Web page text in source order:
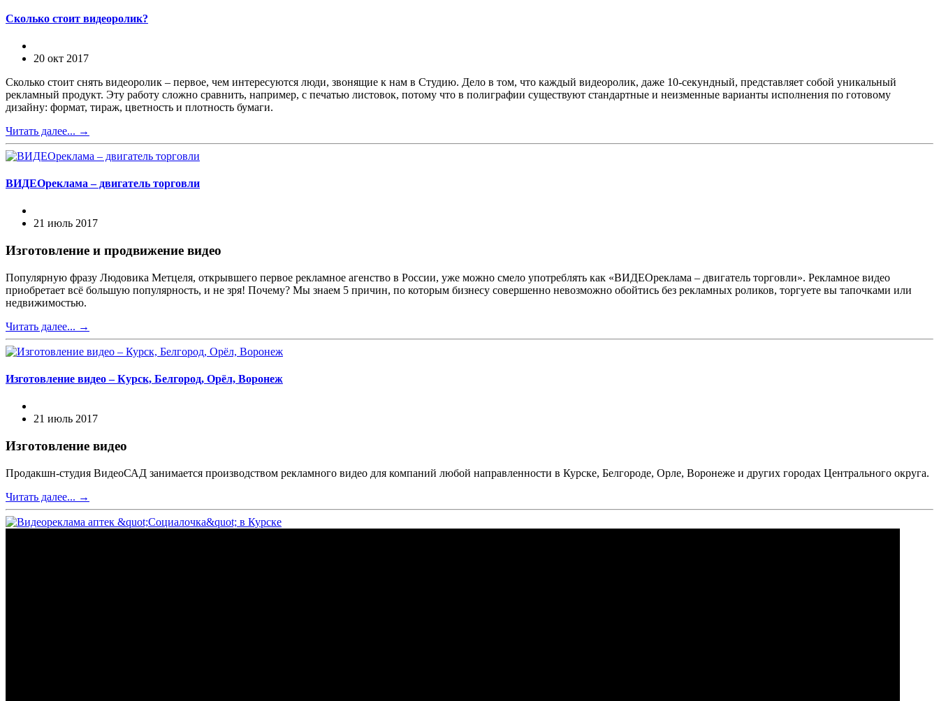
Сколько стоит видеоролик?
20 окт 2017
Сколько стоит снять видеоролик – первое, чем интересуются люди, звонящие к нам в Студию. Дело в том, что каждый видеоролик, даже 10-секундный, представляет собой уникальный
рекламный продукт. Эту работу сложно сравнить, например, с печатью листовок, потому что в полиграфии существуют стандартные и неизменные варианты исполнения по готовому
дизайну: формат, тираж, цветность и плотность бумаги.
Читать далее... →
ВИДЕОреклама – двигатель торговли
21 июль 2017
Изготовление и продвижение видео
Популярную фразу Людовика Метцеля, открывшего первое рекламное агенство в России, уже можно смело употреблять как «ВИДЕОреклама – двигатель торговли». Рекламное видео
приобретает всё большую популярность, и не зря! Почему? Мы знаем 5 причин, по которым бизнесу совершенно невозможно обойтись без рекламных роликов, торгуете вы тапочками или
недвижимостью.
Читать далее... →
Изготовление видео – Курск, Белгород, Орёл, Воронеж
21 июль 2017
Изготовление видео
Продакшн-студия ВидеоСАД занимается производством рекламного видео для компаний любой направленности в Курске, Белгороде, Орле, Воронеже и других городах Центрального округа.
Читать далее... →